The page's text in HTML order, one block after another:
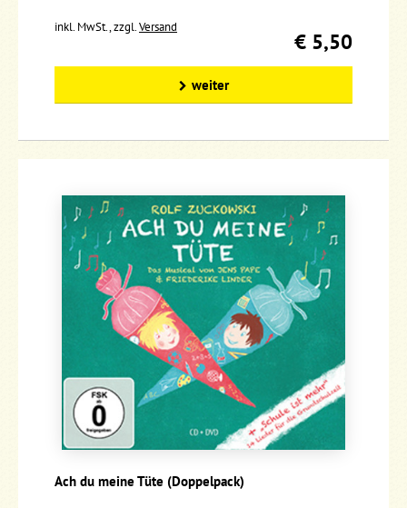
inkl. MwSt., zzgl.Versand
€ 5,50
weiter
Ach du meine Tüte (Doppelpack)